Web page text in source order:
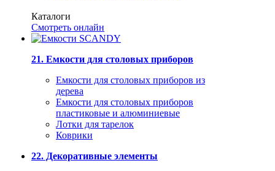
Каталоги
Смотреть онлайн
21. Емкости для столовых приборов
Емкости для столовых приборов из
дерева
Емкости для столовых приборов
пластиковые и алюминиевые
Лотки для тарелок
Коврики
22. Декоративные элементы